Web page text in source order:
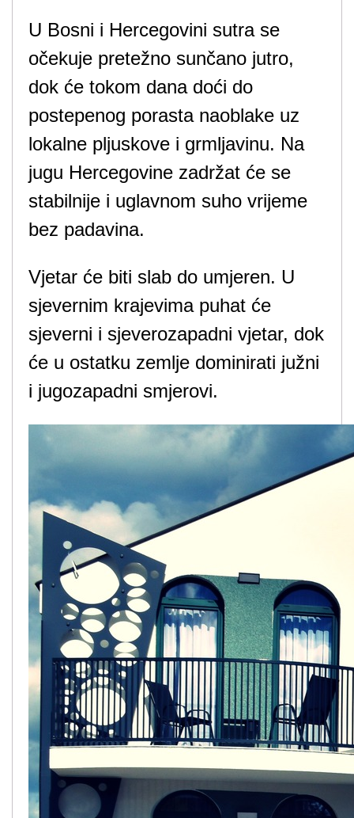
U Bosni i Hercegovini sutra se
očekuje pretežno sunčano jutro,
dok će tokom dana doći do
postepenog porasta naoblake uz
lokalne pljuskove i grmljavinu. Na
jugu Hercegovine zadržat će se
stabilnije i uglavnom suho vrijeme
bez padavina.
Vjetar će biti slab do umjeren. U
sjevernim krajevima puhat će
sjeverni i sjeverozapadni vjetar, dok
će u ostatku zemlje dominirati južni
i jugozapadni smjerovi.